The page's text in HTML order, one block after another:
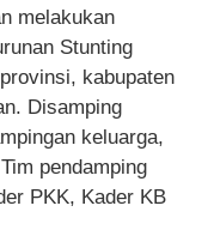
melakukan
Stunting
kabupaten
Disamping
keluarga,
pendamping
PKK, Kader KB